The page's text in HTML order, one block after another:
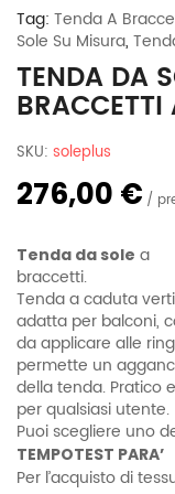
Tag: Tenda A
Sole Su Misura,
TENDA DA
SKU: soleplus
276,00 €
Tenda da sole a
braccetti.
Tenda a caduta
adatta per balconi,
da applicare alle
permette un
della tenda. Pratico
per qualsiasi utente.
Puoi scegliere uno
TEMPOTEST PARA’
Per l’acquisto di